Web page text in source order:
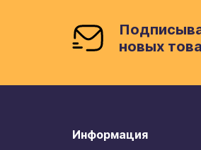
новых
Информация